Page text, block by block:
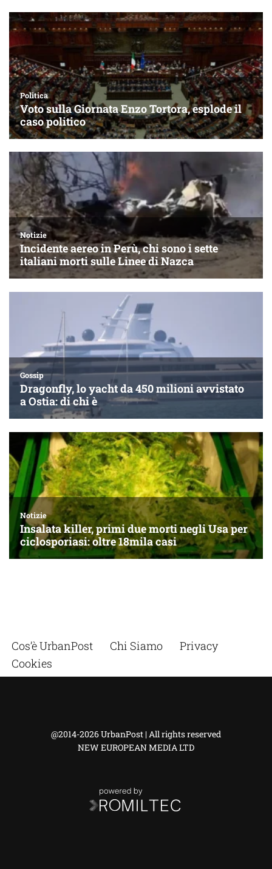
Cos’è UrbanPost Chi Siamo
Privacy
Cookies
@2014-2026 UrbanPost | All rights reserved
NEW EUROPEAN MEDIA LTD